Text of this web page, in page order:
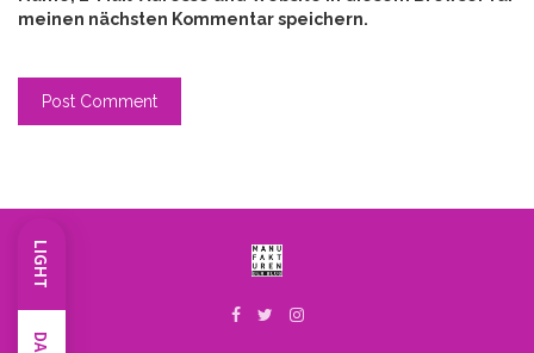
LIGHT
meinen nächsten Kommentar speichern.